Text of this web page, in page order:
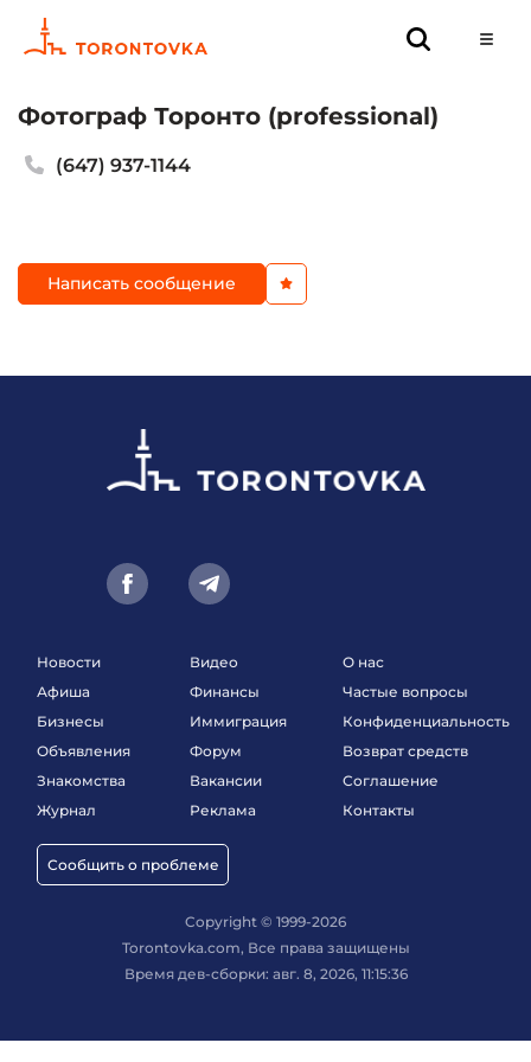
Фотограф Торонто (professional)
(647) 937-1144
Написать сообщение
Новости
Афиша
Бизнесы
Объявления
Знакомства
Журнал
Сообщить о проблеме
Видео
Финансы
Иммиграция
Форум
Вакансии
Реклама
О нас
Частые вопросы
Конфиденциальность
Возврат средств
Соглашение
Контакты
Copyright © 1999-2026
Torontovka.com, Все права защищены
Время дев-сборки: авг. 8, 2026, 11:15:36